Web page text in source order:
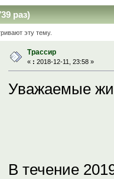
раз)
эту тему.
Трассир
« : 2018-12-11, 23:58 »
Уважаемые
В течение